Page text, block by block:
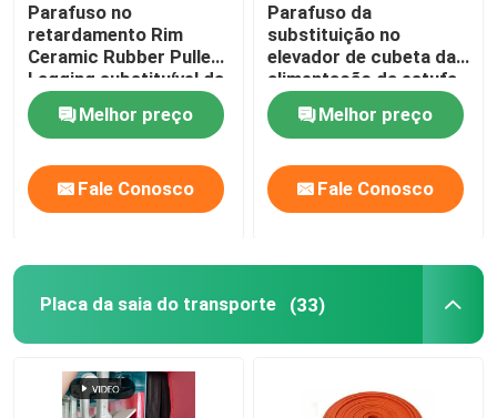
Parafuso no
retardamento Rim
Ceramic Rubber Pulley
Lagging substituível da
polia do transporte
Melhor preço
Fale Conosco
Parafuso da
substituição no
elevador de cubeta da
alimentação da estufa
de Diamond Drum
Pulley Lagging For
Melhor preço
Fale Conosco
Placa da saia do transporte (33)